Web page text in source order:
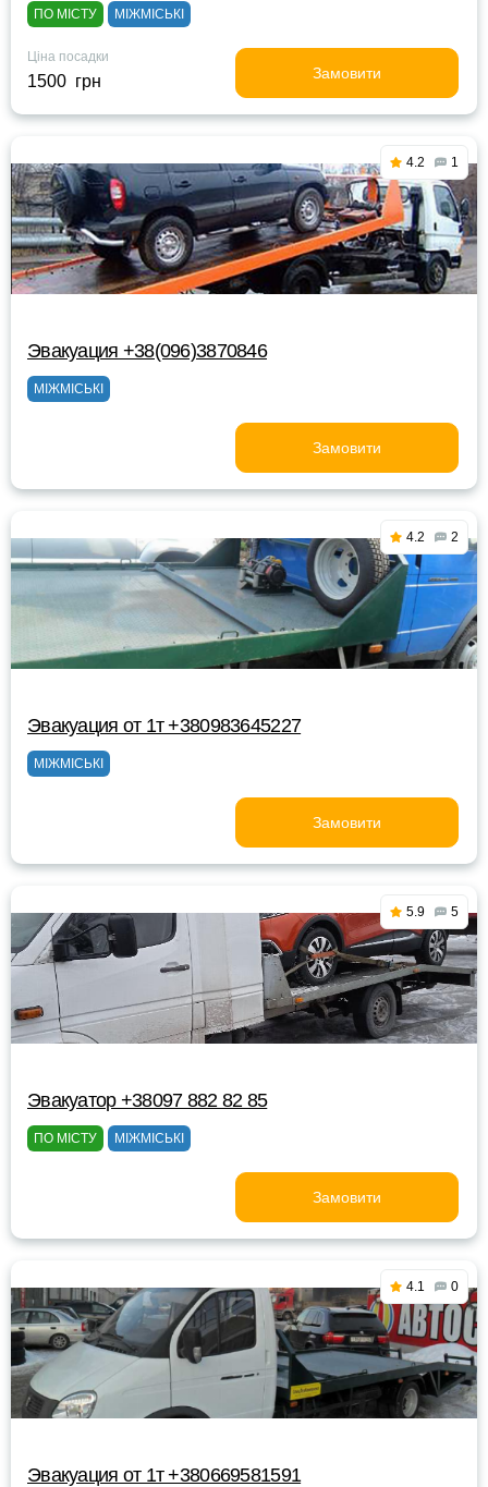
ПО МІСТУ МІЖМІСЬКІ
Ціна посадки
1500 грн Замовити
4.2 1
Эвакуация +38(096)3870846
МІЖМІСЬКІ
Замовити
4.2 2
Эвакуация от 1т +380983645227
МІЖМІСЬКІ
Замовити
5.9 5
Эвакуатор +38097 882 82 85
ПО МІСТУ МІЖМІСЬКІ
Замовити
4.1 0
Эвакуация от 1т +380669581591